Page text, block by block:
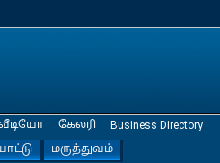
மருத்துவம்
கேலரி Business Directory